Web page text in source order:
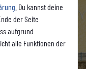
. Du kannst deine
der Seite
aufgrund
alle Funktionen der